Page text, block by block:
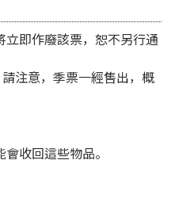
即作廢該票，恕不另行通
注意，季票一經售出，概
收回這些物品。